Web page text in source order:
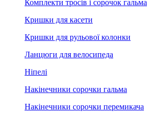
Комплекти тросів і сорочок гальма
Кришки для касети
Кришки для рульової колонки
Ланцюги для велосипеда
Ніпелі
Накінечники сорочки гальма
Накінечники сорочки перемикача